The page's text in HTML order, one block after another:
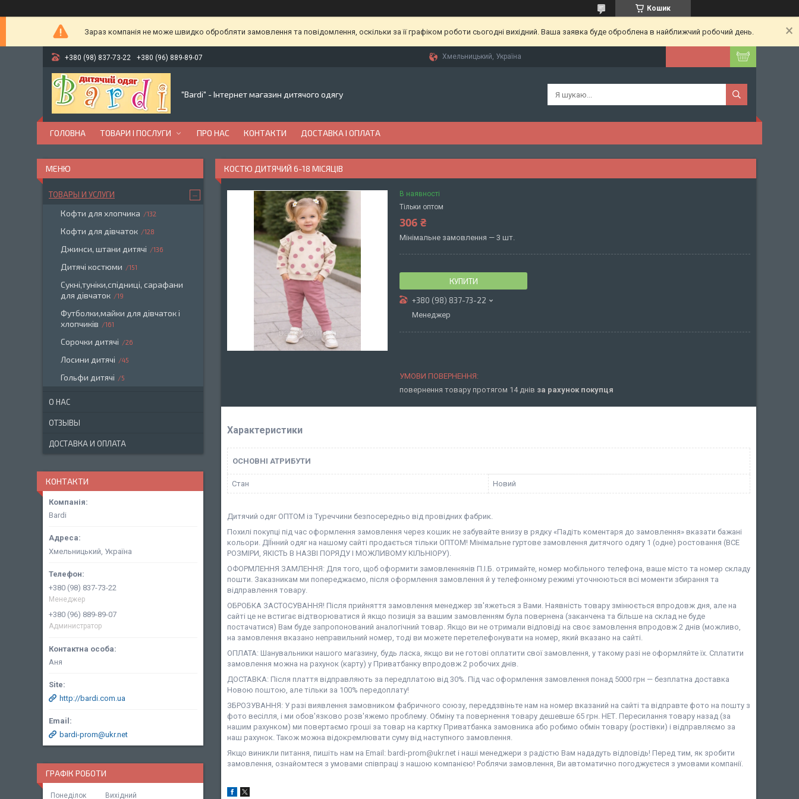
Кошик
Зараз компанія не може швидко обробляти замовлення та повідомлення, оскільки за її графіком роботи сьогодні вихідний. Ваша заявка буде оброблена в найближчий робочий день.
+380 (98) 837-73-22 +380 (96) 889-89-07 Хмельницький, Україна
"Bardi" - Інтернет магазин дитячого одягу
ГОЛОВНА ТОВАРИ І ПОСЛУГИ ПРО НАС КОНТАКТИ ДОСТАВКА І ОПЛАТА
КОСТЮ ДИТЯЧИЙ 6-18 МІСЯЦІВ
В наявності
Тільки оптом
306 ₴
Мінімальне замовлення — 3 шт.
КУПИТИ
+380 (98) 837-73-22
Менеджер
повернення товару протягом 14 днів за рахунок покупця
Характеристики
ОСНОВНІ АТРИБУТИ
Стан Новий
Дитячий одяг ОПТОМ із Туреччини безпосередньо від провідних фабрик.
Похилі покупці під час оформлення замовлення через кошик не забувайте внизу в рядку «Падіть коментаря до замовлення» вказати бажані
кольори. ДІЇнний одяг на нашому сайті продається тільки ОПТОМ! Мінімальне гуртове замовлення дитячого одягу 1 (одне) ростовання (ВСЕ
РОЗМІРИ, ЯКІСТЬ В НАЗВІ ПОРЯДУ І МОЖЛИВОМУ КІЛЬНІОРУ).
ОФОРМЛЕННЯ ЗАМЛЕННЯ: Для того, щоб оформити замовленнянів П.І.Б. отримайте, номер мобільного телефона, ваше місто та номер складу
пошти. Заказникам ми попереджаємо, після оформлення замовлення й у телефонному режимі уточнюються всі моменти збирання та
відправлення товару.
ОБРОБКА ЗАСТОСУВАННЯ! Після прийняття замовлення менеджер зв'яжеться з Вами. Наявність товару змінюється впродовж дня, але на
сайті це не встигає відтворюватися й якщо позиція за вашим замовленням була повернена (заканчена та більше на склад не буде
постачатися) Вам буде запропонований аналогічний товар. Якщо ви не отримали відповіді на своє замовлення впродовж 2 днів (можливо,
на замовлення вказано неправильний номер, тоді ви можете перетелефонувати на номер, який вказано на сайті.
ОПЛАТА: Шанувальники нашого магазину, будь ласка, якщо ви не готові оплатити свої замовлення, у такому разі не оформляйте їх. Сплатити
замовлення можна на рахунок (карту) у Приватбанку впродовж 2 робочих днів.
ДОСТАВКА: Після плаття відправляють за передплатою від 30%. Під час оформлення замовлення понад 5000 грн — безплатна доставка
Новою поштою, але тільки за 100% передоплату!
ЗБРОЗУВАННЯ: У разі виявлення замовником фабричного союзу, переддзвіньте нам на номер вказаний на сайті та відправте фото на пошту з
фото весілля, і ми обов'язково розв'яжемо проблему. Обміну та повернення товару дешевше 65 грн. НЕТ. Пересилання товару назад (за
нашим рахунком) ми повертаємо гроші за товар на картку Приватбанка замовника або робимо обмін товару (ростівки) і відправляємо за
наш рахунок. Також можна відокремлювати суму від наступного замовлення.
Якщо виникли питання, пишіть нам на Email: bardi-prom@ukr.net і наші менеджери з радістю Вам нададуть відповідь! Перед тим, як зробити
замовлення, ознайомтеся з умовами співпраці з нашою компанією! Роблячи замовлення, Ви автоматично погоджуєтеся з умовами компанії.
ТОВАРЫ И УСЛУГИ
Кофти для хлопчика 132
Кофти для дівчаток 128
Джинси, штани дитячі 136
Дитячі костюми 151
Сукні,туніки,спідниці, сарафани
для дівчаток
19
Футболки,майки для дівчаток і
хлопчиків
161
Сорочки дитячі 26
Лосини дитячі 45
Гольфи дитячі 5
О НАС
ОТЗЫВЫ
ДОСТАВКА И ОПЛАТА
КОНТАКТИ
Bardi
Хмельницький, Україна
+380 (98) 837-73-22
Менеджер
+380 (96) 889-89-07
Администратор
Аня
http://bardi.com.ua
bardi-prom@ukr.net
ГРАФІК РОБОТИ
Понеділок Вихідний